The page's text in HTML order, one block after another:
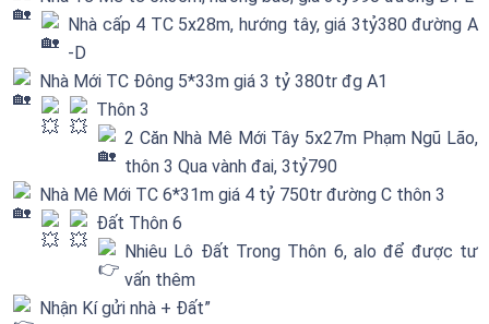
Nhà cấp 4 TC 5x28m, hướng tây, giá 3tỷ380 đường A
-D
Nhà Mới TC Đông 5*33m giá 3 tỷ 380tr đg A1
Thôn 3
2 Căn Nhà Mê Mới Tây 5x27m Phạm Ngũ Lão,
thôn 3 Qua vành đai, 3tỷ790
Nhà Mê Mới TC 6*31m giá 4 tỷ 750tr đường C thôn 3
Đất Thôn 6
Nhiêu Lô Đất Trong Thôn 6, alo để được tư
vấn thêm
Nhận Kí gửi nhà + Đất”